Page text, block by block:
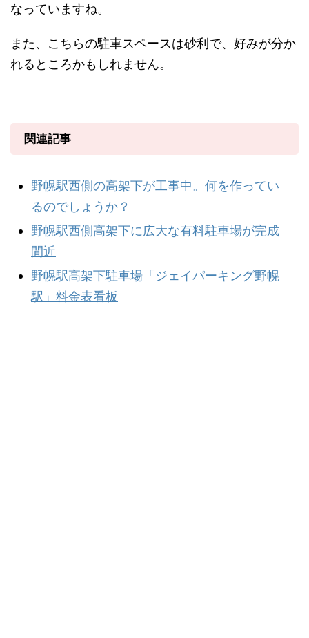
なっていますね。
また、こちらの駐車スペースは砂利で、好みが分か
れるところかもしれません。
関連記事
野幌駅西側の高架下が工事中。何を作ってい
るのでしょうか？
野幌駅西側高架下に広大な有料駐車場が完成
間近
野幌駅高架下駐車場「ジェイパーキング野幌
駅」料金表看板